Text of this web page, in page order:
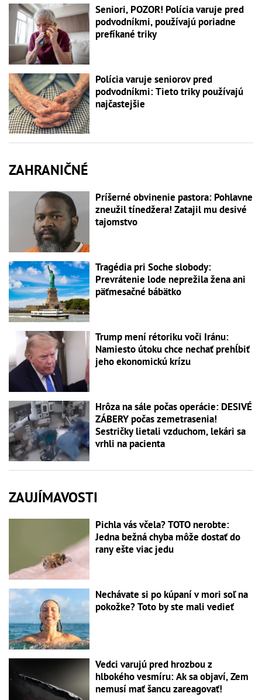
Seniori, POZOR! Polícia varuje pred
podvodníkmi, používajú poriadne
prefíkané triky
Polícia varuje seniorov pred
podvodníkmi: Tieto triky používajú
najčastejšie
ZAHRANIČNÉ
Príšerné obvinenie pastora: Pohlavne
zneužil tínedžera! Zatajil mu desivé
tajomstvo
Tragédia pri Soche slobody:
Prevrátenie lode neprežila žena ani
päťmesačné bábätko
Trump mení rétoriku voči Iránu:
Namiesto útoku chce nechať prehĺbiť
jeho ekonomickú krízu
Hrôza na sále počas operácie: DESIVÉ
ZÁBERY počas zemetrasenia!
Sestričky lietali vzduchom, lekári sa
vrhli na pacienta
ZAUJÍMAVOSTI
Pichla vás včela? TOTO nerobte:
Jedna bežná chyba môže dostať do
rany ešte viac jedu
Nechávate si po kúpaní v mori soľ na
pokožke? Toto by ste mali vedieť
Vedci varujú pred hrozbou z
hlbokého vesmíru: Ak sa objaví, Zem
nemusí mať šancu zareagovať!